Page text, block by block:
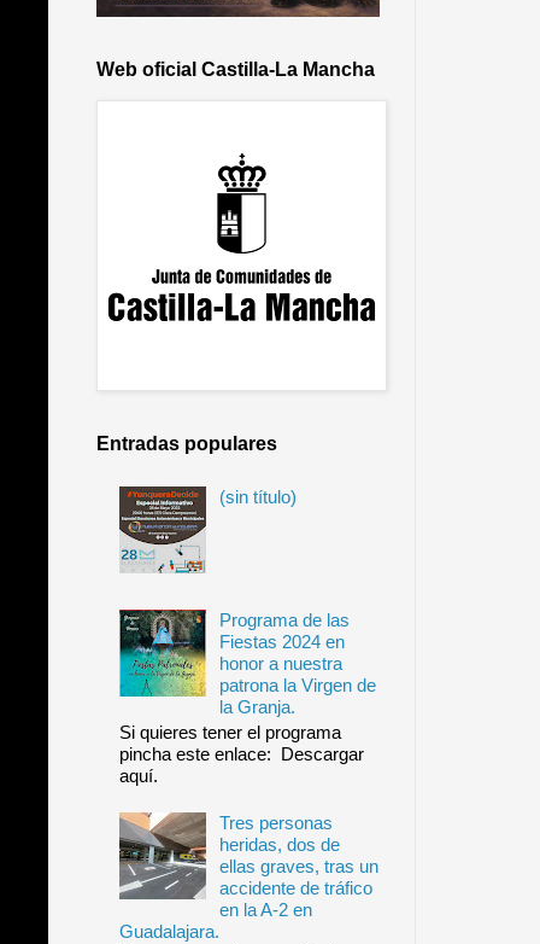
Web oficial Castilla-La Mancha
Entradas populares
(sin título)
Programa de las
Fiestas 2024 en
honor a nuestra
patrona la Virgen de
la Granja.
Si quieres tener el programa
pincha este enlace: Descargar
aquí.
Tres personas
heridas, dos de
ellas graves, tras un
accidente de tráfico
en la A-2 en
Guadalajara.